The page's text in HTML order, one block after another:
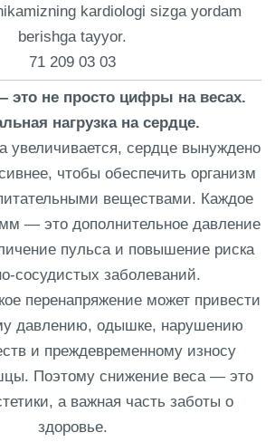
kardiologi sizga yordam
berishga tayyor.
71 209 03 03
не просто цифры на весах.
нагрузка на сердце.
увеличивается, сердце вынуждено
чтобы обеспечить организм
веществами. Каждое
— это дополнительное давление
пульса и повышение риска
сосудистых заболеваний.
перенапряжение может привести
давлению, одышке, нарушению
и преждевременному износу
Поэтому снижение веса — это
а важная часть заботы о
здоровье.